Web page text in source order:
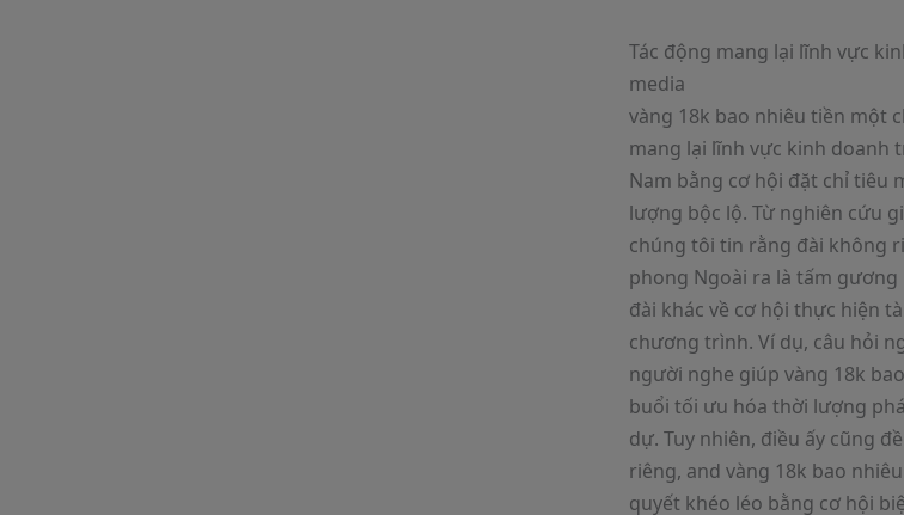
Tác động mang lại lĩnh vực
media
vàng 18k bao nhiêu tiền một
mang lại lĩnh vực kinh doanh
Nam bằng cơ hội đặt chỉ tiêu
lượng bộc lộ. Từ nghiên cứu
chúng tôi tin rằng đài không
phong Ngoài ra là tấm
đài khác về cơ hội thực hiện
chương trình. Ví dụ, câu hỏi
người nghe giúp vàng 18k
buổi tối ưu hóa thời lượng
dự. Tuy nhiên, điều ấy cũng
riêng, and vàng 18k bao
quyết khéo léo bằng cơ hội